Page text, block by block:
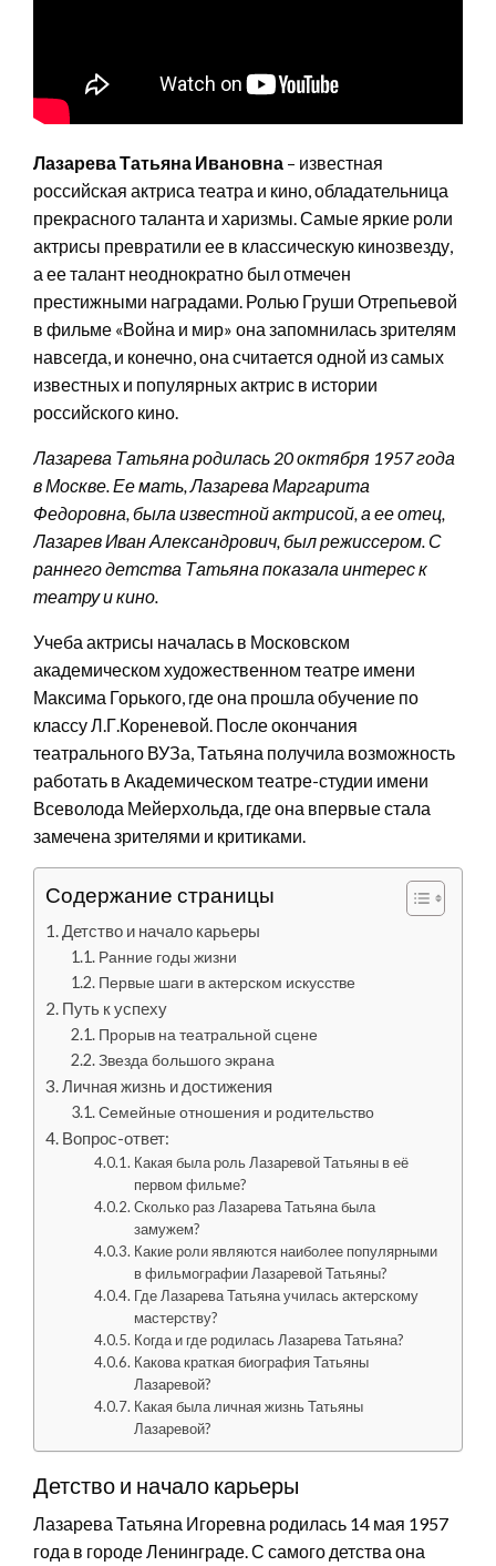
Лазарева Татьяна Ивановна – известная
российская актриса театра и кино, обладательница
прекрасного таланта и харизмы. Самые яркие роли
актрисы превратили ее в классическую кинозвезду,
а ее талант неоднократно был отмечен
престижными наградами. Ролью Груши Отрепьевой
в фильме «Война и мир» она запомнилась зрителям
навсегда, и конечно, она считается одной из самых
известных и популярных актрис в истории
российского кино.
Лазарева Татьяна родилась 20 октября 1957 года
в Москве. Ее мать, Лазарева Маргарита
Федоровна, была известной актрисой, а ее отец,
Лазарев Иван Александрович, был режиссером. С
раннего детства Татьяна показала интерес к
театру и кино.
Учеба актрисы началась в Московском
академическом художественном театре имени
Максима Горького, где она прошла обучение по
классу Л.Г.Кореневой. После окончания
театрального ВУЗа, Татьяна получила возможность
работать в Академическом театре-студии имени
Всеволода Мейерхольда, где она впервые стала
замечена зрителями и критиками.
Содержание страницы
Детство и начало карьеры
Ранние годы жизни
Первые шаги в актерском искусстве
Путь к успеху
Прорыв на театральной сцене
Звезда большого экрана
Личная жизнь и достижения
Семейные отношения и родительство
Вопрос-ответ:
Какая была роль Лазаревой Татьяны в её
первом фильме?
Сколько раз Лазарева Татьяна была
замужем?
Какие роли являются наиболее популярными
в фильмографии Лазаревой Татьяны?
Где Лазарева Татьяна училась актерскому
мастерству?
Когда и где родилась Лазарева Татьяна?
Какова краткая биография Татьяны
Лазаревой?
Какая была личная жизнь Татьяны
Лазаревой?
Детство и начало карьеры
Лазарева Татьяна Игоревна родилась 14 мая 1957
года в городе Ленинграде. С самого детства она